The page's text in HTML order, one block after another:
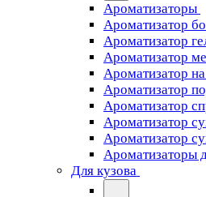
Ароматизаторы
Ароматизатор
Ароматизатор
Ароматизатор
Ароматизатор
Ароматизатор
Ароматизатор
Ароматизатор
Ароматизатор
Ароматизаторы
Для кузова